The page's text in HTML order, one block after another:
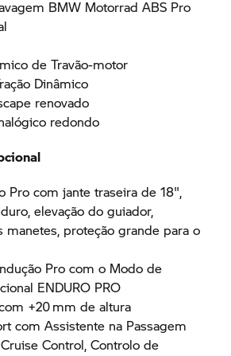
BMW Motorrad ABS Pro
de Travão-motor
Dinâmico
renovado
redondo
Pro com jante traseira de 18",
elevação do guiador,
manetes, proteção grande para o
Pro com o Modo de
ENDURO PRO
+20 mm de altura
com Assistente na Passagem
Control, Controlo de